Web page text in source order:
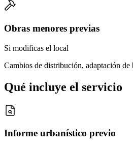
Obras menores previas
Si modificas el local
Cambios de distribución, adaptación de
Qué incluye el servicio
Informe urbanístico previo